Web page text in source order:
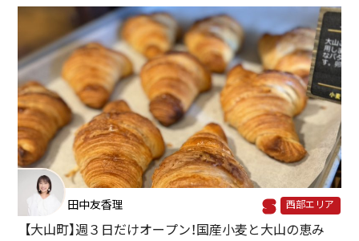
田中友香理 西部エリア
【大山町】週３日だけオープン！国産小麦と大山の恵み